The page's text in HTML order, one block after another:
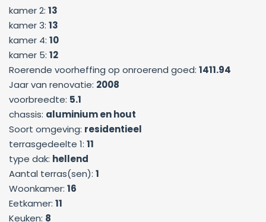
kamer 2: 13
kamer 3: 13
kamer 4: 10
kamer 5: 12
Roerende voorheffing op onroerend goed: 1411.94
Jaar van renovatie: 2008
voorbreedte: 5.1
chassis: aluminium en hout
Soort omgeving: residentieel
terrasgedeelte 1: 11
type dak: hellend
Aantal terras(sen): 1
Woonkamer: 16
Eetkamer: 11
Keuken: 8